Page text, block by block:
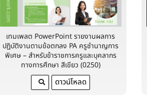
เทมเพลต PowerPoint รายงานผลการ
ปฏิบัติงานตามข้อตกลง PA ครูชํานาญการ
พิเศษ – สำหรับข้าราชการครูและบุคลากร
ทางการศึกษา สีเขียว (0250)
ดาวน์โหลด